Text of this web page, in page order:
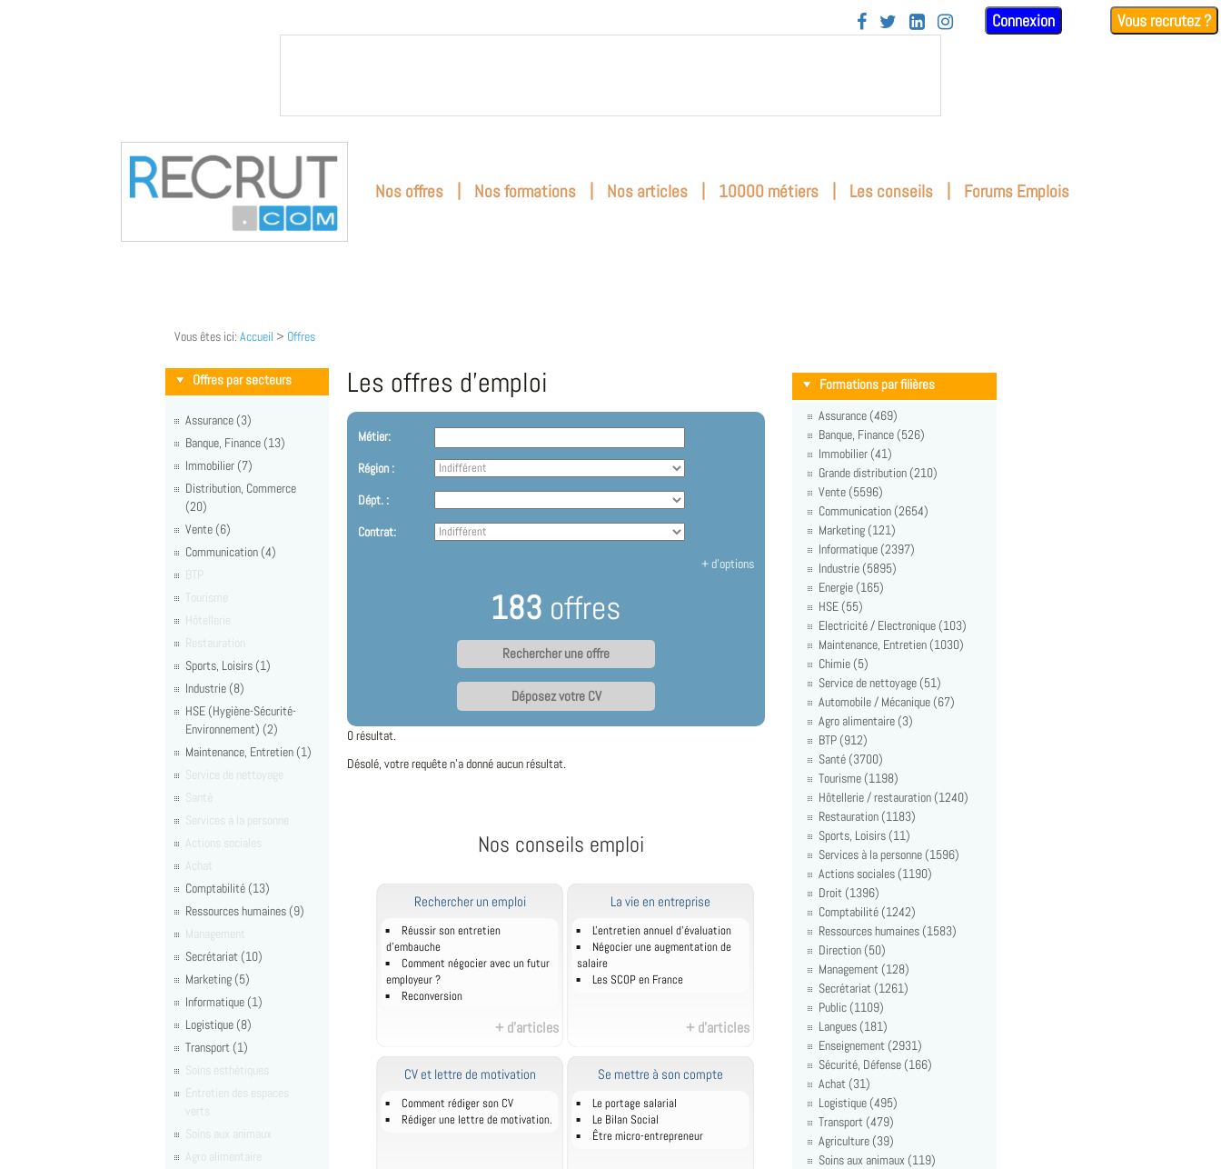
    Connexion Vous recrutez ?
Nos offres | Nos formations | Nos articles | 10000 métiers | Les conseils | Forums Emplois
Vous êtes ici: Accueil > Offres
Offres par secteurs
Assurance (3)
Banque, Finance (13)
Immobilier (7)
Distribution, Commerce
(20)
Vente (6)
Communication (4)
BTP
Tourisme
Hôtellerie
Restauration
Sports, Loisirs (1)
Industrie (8)
HSE (Hygiène-Sécurité-
Environnement) (2)
Maintenance, Entretien (1)
Service de nettoyage
Santé
Services à la personne
Actions sociales
Achat
Comptabilité (13)
Ressources humaines (9)
Management
Secrétariat (10)
Marketing (5)
Informatique (1)
Logistique (8)
Transport (1)
Soins esthétiques
Entretien des espaces
verts
Soins aux animaux
Agro alimentaire
Les offres d'emploi
Métier:
Région :
Dépt. :
Contrat:
+ d'options
183 offres
Déposez votre CV
0 résultat.
Désolé, votre requête n'a donné aucun résultat.
Nos conseils emploi
Rechercher un emploi
Réussir son entretien
d'embauche
Comment négocier avec un futur
employeur ?
Reconversion
+ d'articles
La vie en entreprise
L'entretien annuel d’évaluation
Négocier une augmentation de
salaire
Les SCOP en France
+ d'articles
CV et lettre de motivation
Comment rédiger son CV
Rédiger une lettre de motivation.
Se mettre à son compte
Le portage salarial
Le Bilan Social
Être micro-entrepreneur
Formations par filières
Assurance (469)
Banque, Finance (526)
Immobilier (41)
Grande distribution (210)
Vente (5596)
Communication (2654)
Marketing (121)
Informatique (2397)
Industrie (5895)
Energie (165)
HSE (55)
Electricité / Electronique (103)
Maintenance, Entretien (1030)
Chimie (5)
Service de nettoyage (51)
Automobile / Mécanique (67)
Agro alimentaire (3)
BTP (912)
Santé (3700)
Tourisme (1198)
Hôtellerie / restauration (1240)
Restauration (1183)
Sports, Loisirs (11)
Services à la personne (1596)
Actions sociales (1190)
Droit (1396)
Comptabilité (1242)
Ressources humaines (1583)
Direction (50)
Management (128)
Secrétariat (1261)
Public (1109)
Langues (181)
Enseignement (2931)
Sécurité, Défense (166)
Achat (31)
Logistique (495)
Transport (479)
Agriculture (39)
Soins aux animaux (119)